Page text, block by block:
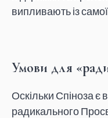
випливають із
Умови для
Оскільки Спіноза є
радикального